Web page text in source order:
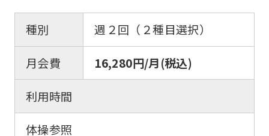
種別
週２回（２種目選択）
月会費
16,280円/月(税込)
利用時間
体操参照
content.
We
ask
that
fully